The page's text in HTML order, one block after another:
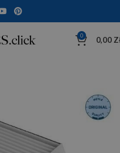
0 0,00